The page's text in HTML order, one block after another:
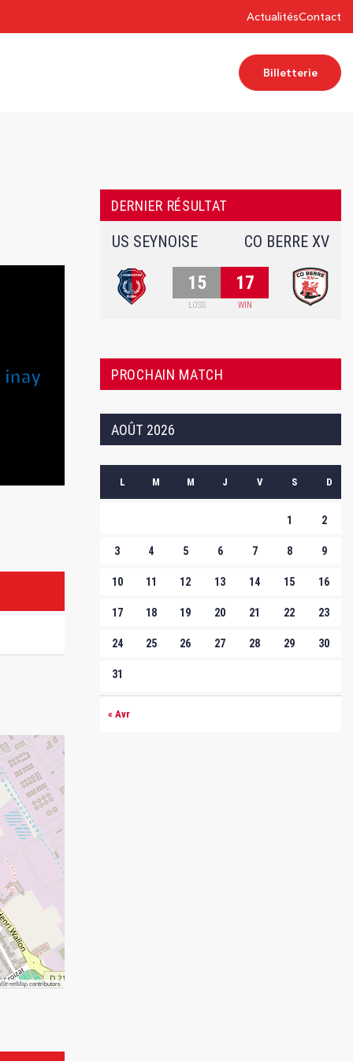
ActualitésContact
Billetterie
contributors
DERNIER RÉSULTAT
US SEYNOISE
15
LOSS
17
WIN
CO BERRE XV
PROCHAIN MATCH
AOÛT 2026
L M M J V S D
« Avr
1 2
3 4 5 6 7 8 9
10 11 12 13 14 15 16
17 18 19 20 21 22 23
24 25 26 27 28 29 30
31